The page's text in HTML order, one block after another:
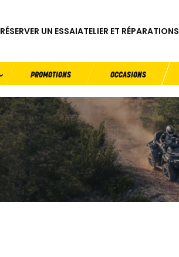
RÉSERVER UN ESSAIATELIER ET RÉPARATIONS
PROMOTIONS OCCASIONS